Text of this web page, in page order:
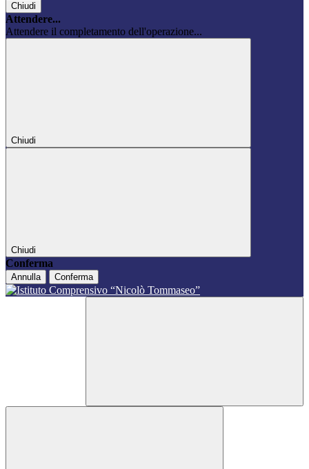
Chiudi
Attendere...
Attendere il completamento dell'operazione...
Chiudi
Chiudi
Conferma
Annulla Conferma